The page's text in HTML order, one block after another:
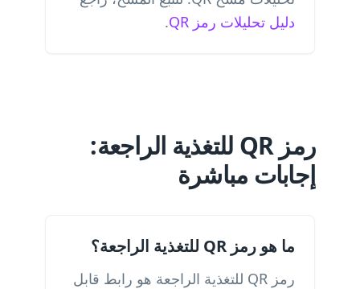
دليل تحليلات رمز QR
.
رمز QR للتغذية الراجعة:
إجابات مباشرة
ما هو رمز QR للتغذية الراجعة؟
رمز QR للتغذية الراجعة هو رابط قابل